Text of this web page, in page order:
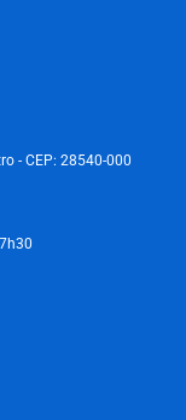
- CEP: 28540-000